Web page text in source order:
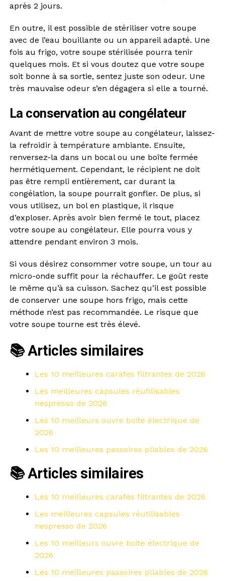
après 2 jours.
En outre, il est possible de stériliser votre soupe
avec de l’eau bouillante ou un appareil adapté. Une
fois au frigo, votre soupe stérilisée pourra tenir
quelques mois. Et si vous doutez que votre soupe
soit bonne à sa sortie, sentez juste son odeur. Une
très mauvaise odeur s’en dégagera si elle a tourné.
La conservation au congélateur
Avant de mettre votre soupe au congélateur, laissez-
la refroidir à température ambiante. Ensuite,
renversez-la dans un bocal ou une boîte fermée
hermétiquement. Cependant, le récipient ne doit
pas être rempli entièrement, car durant la
congélation, la soupe pourrait gonfler. De plus, si
vous utilisez, un bol en plastique, il risque
d’exploser. Après avoir bien fermé le tout, placez
votre soupe au congélateur. Elle pourra vous y
attendre pendant environ 3 mois.
Si vous désirez consommer votre soupe, un tour au
micro-onde suffit pour la réchauffer. Le goût reste
le même qu’à sa cuisson. Sachez qu’il est possible
de conserver une soupe hors frigo, mais cette
méthode n’est pas recommandée. Le risque que
votre soupe tourne est très élevé.
📚 Articles similaires
Les 10 meilleures carafes filtrantes de 2026
Les meilleures capsules réutilisables
nespresso de 2026
Les 10 meilleurs ouvre boite électrique de
2026
Les 10 meilleures passoires pliables de 2026
📚 Articles similaires
Les 10 meilleures carafes filtrantes de 2026
Les meilleures capsules réutilisables
nespresso de 2026
Les 10 meilleurs ouvre boite électrique de
2026
Les 10 meilleures passoires pliables de 2026